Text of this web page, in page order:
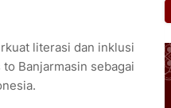
literasi dan inklusi
Banjarmasin sebagai